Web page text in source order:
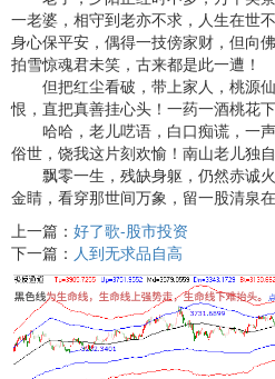
一老婆，相守到老亦不求，人生在世
身心保平安，偶得一技傍家财，但向
拍雪惊魂君未笑，古来都是此一遭！
但把红尘看破，带上家人，桃源
恨，直把真善挂心头！一药一酒桃花
哈哈，老儿呓语，白口痴谎，一声
俗世，饶我这片刻欢愉！南山老儿独
飘零一生，残缺身躯，仍然赤诚火
金睛，看穿那世间万象，留一股清泉
上一篇： 好了歌-股市投资
下一篇： 人到无求品自高